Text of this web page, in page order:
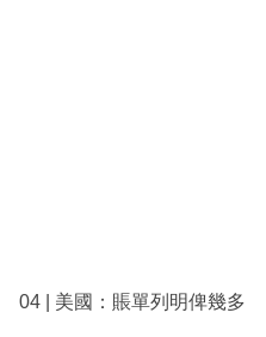
04 | 美國：賬單列明俾幾多